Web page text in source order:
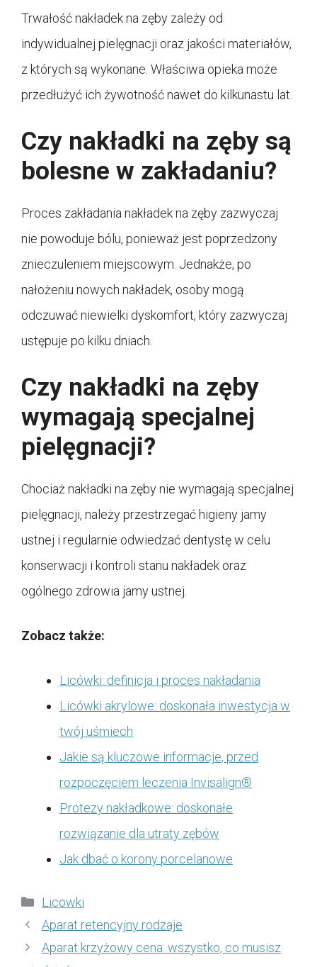
Trwałość nakładek na zęby zależy od
indywidualnej pielęgnacji oraz jakości materiałów,
z których są wykonane. Właściwa opieka może
przedłużyć ich żywotność nawet do kilkunastu lat.
Czy nakładki na zęby są
bolesne w zakładaniu?
Proces zakładania nakładek na zęby zazwyczaj
nie powoduje bólu, ponieważ jest poprzedzony
znieczuleniem miejscowym. Jednakże, po
nałożeniu nowych nakładek, osoby mogą
odczuwać niewielki dyskomfort, który zazwyczaj
ustępuje po kilku dniach.
Czy nakładki na zęby
wymagają specjalnej
pielęgnacji?
Chociaż nakładki na zęby nie wymagają specjalnej
pielęgnacji, należy przestrzegać higieny jamy
ustnej i regularnie odwiedzać dentystę w celu
konserwacji i kontroli stanu nakładek oraz
ogólnego zdrowia jamy ustnej.
Zobacz także:
Licówki: definicja i proces nakładania
Licówki akrylowe: doskonała inwestycja w
twój uśmiech
Jakie są kluczowe informacje, przed
rozpoczęciem leczenia Invisalign®
Protezy nakładkowe: doskonałe
rozwiązanie dla utraty zębów
Jak dbać o korony porcelanowe
Kategorie
Licowki
Aparat retencyjny rodzaje
Aparat krzyżowy cena: wszystko, co musisz